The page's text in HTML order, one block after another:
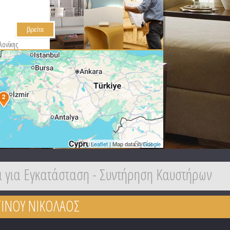
2
Leaflet | Map data ©Google
για Εγκατάσταση - Συντήρηση Καυστήρων
ΝΙΚΟΛΑΟΣ